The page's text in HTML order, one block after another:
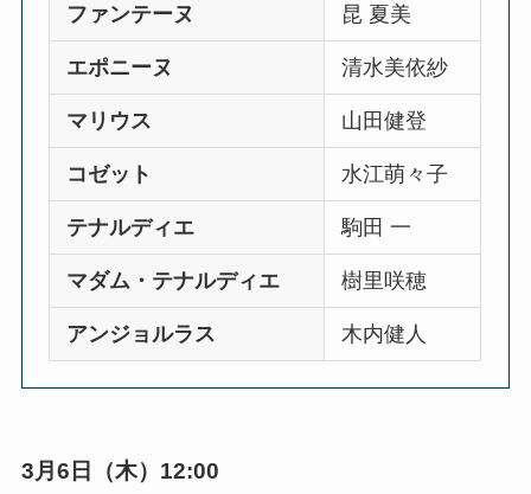
ファンテーヌ 昆 夏美
エポニーヌ 清水美依紗
マリウス 山田健登
コゼット 水江萌々子
テナルディエ 駒田 一
マダム・テナルディエ 樹里咲穂
アンジョルラス 木内健人
3月6日（木）12:00